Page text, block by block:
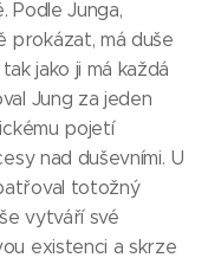
Podle Junga,
prokázat, má duše
jako ji má každá
Jung za jeden
pojetí
nad duševními. U
totožný
vytváří své
existenci a skrze